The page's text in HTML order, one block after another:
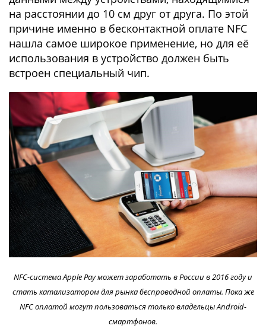
на расстоянии до 10 см друг от друга. По этой
причине именно в бесконтактной оплате NFC
нашла самое широкое применение, но для её
использования в устройство должен быть
встроен специальный чип.
NFC-система Apple Pay может заработать в России в 2016 году и
стать катализатором для рынка беспроводной оплаты. Пока же
NFC оплатой могут пользоваться только владельцы Android-
смартфонов.